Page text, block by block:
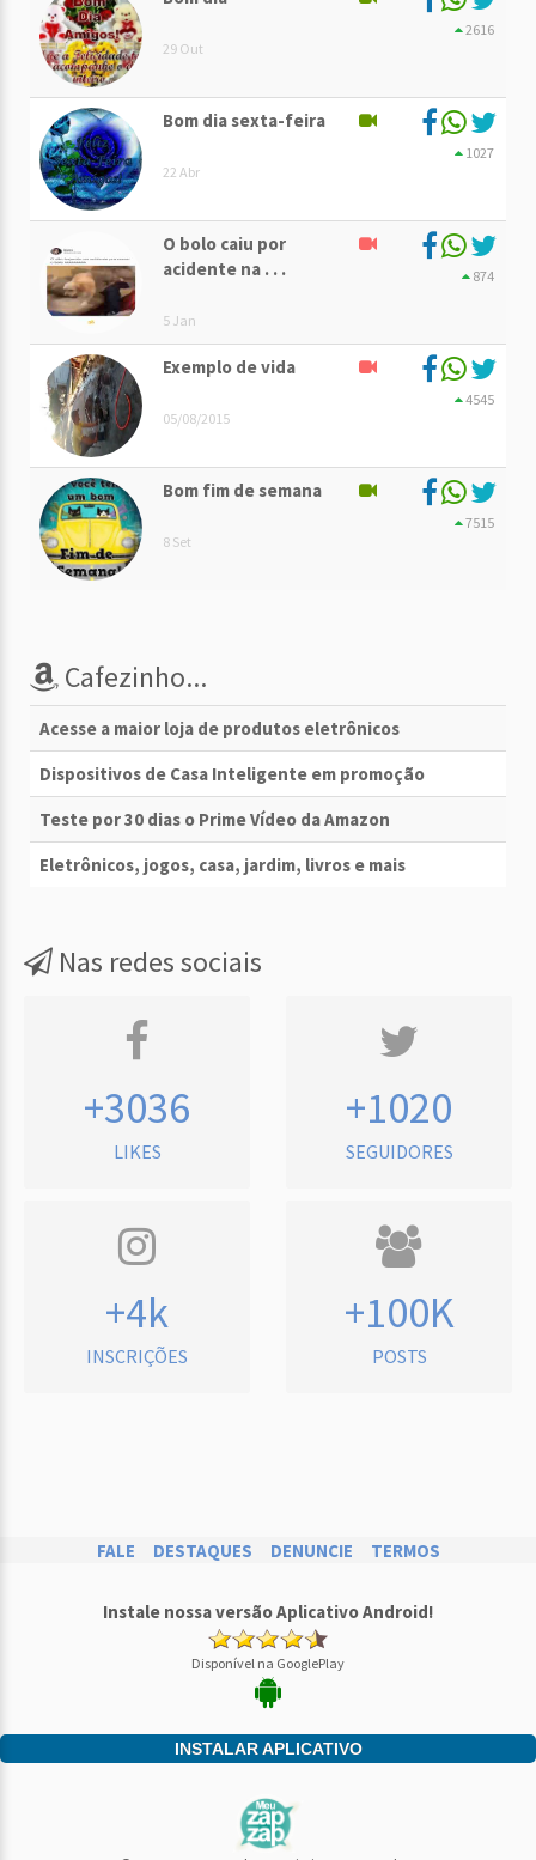
29 Out
2616
Bom dia sexta-feira
22 Abr
1027
O bolo caiu por
acidente na . . .
5 Jan
874
Exemplo de vida
05/08/2015
4545
Bom fim de semana
8 Set
7515
Cafezinho...
Acesse a maior loja de produtos eletrônicos
Dispositivos de Casa Inteligente em promoção
Teste por 30 dias o Prime Vídeo da Amazon
Eletrônicos, jogos, casa, jardim, livros e mais
Nas redes sociais
+3036
LIKES
+1020
SEGUIDORES
+4k
INSCRIÇÕES
+100K
POSTS
FALE DESTAQUES DENUNCIE TERMOS
Instale nossa versão Aplicativo Android!
Disponível na GooglePlay
INSTALAR APLICATIVO